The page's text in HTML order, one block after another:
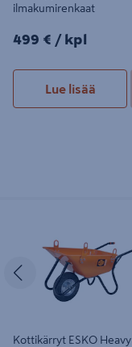
ilmakumirenkaat
499€/kpl
499 € / kpl
Lue lisää
puhkeamaton rengas
Edellinen
Kottikärryt ESKO Heavy